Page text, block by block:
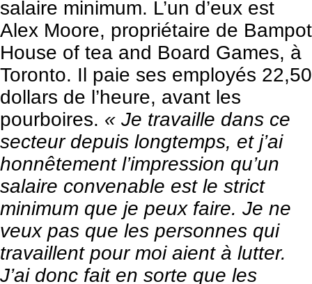
salaire minimum. L’un d’eux est
Alex Moore, propriétaire de Bampot
House of tea and Board Games, à
Toronto. Il paie ses employés 22,50
dollars de l’heure, avant les
pourboires. « Je travaille dans ce
secteur depuis longtemps, et j’ai
honnêtement l’impression qu’un
salaire convenable est le strict
minimum que je peux faire. Je ne
veux pas que les personnes qui
travaillent pour moi aient à lutter.
J’ai donc fait en sorte que les